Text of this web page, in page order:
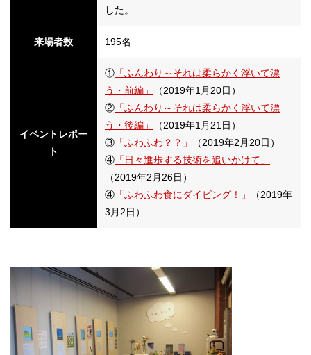
した。
来場者数 195名
イベントレポー
ト
① 「ふんわり～それは柔らかく浮いて漂
う・前編」
（2019年1月20日）
② 「ふんわり～それは柔らかく浮いて漂
う・後編」
（2019年1月21日）
③ 「ふわふわ？？」
（2019年2月20日）
④ 「日々進歩する技術を追いかけて」
（2019年2月26日）
④ 「ふわふわ食にダイビング！」
（2019年
3月2日）